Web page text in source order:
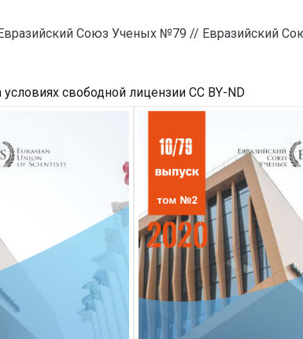
Союз Ученых №79 // Евразийский
условиях свободной лицензии CC BY-ND